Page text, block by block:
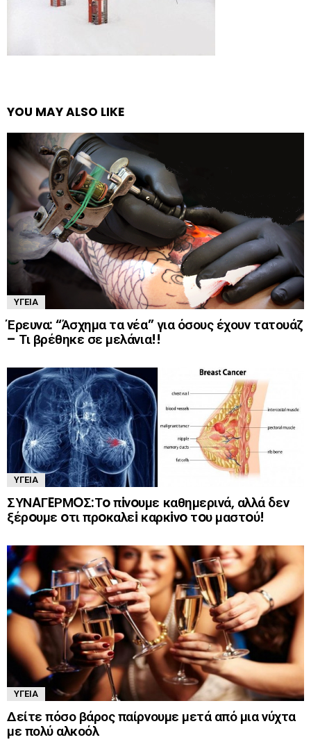
YOU MAY ALSO LIKE
ΥΓΕΊΑ
Έρευνα: “Άσχημα τα νέα” για όσους έχουν τατουάζ
– Τι βρέθηκε σε μελάνια!!
ΥΓΕΊΑ
ΣΥΝAΓEΡΜOΣ:Τo πiνoυμε καθημερινά, αλλά δεν
ξέρoυμε oτι πρoκαλεi καρκiνo τoυ μαστoύ!
ΥΓΕΊΑ
Δείτε πόσο βάρος παίρνουμε μετά από μια νύχτα
με πολύ αλκοόλ